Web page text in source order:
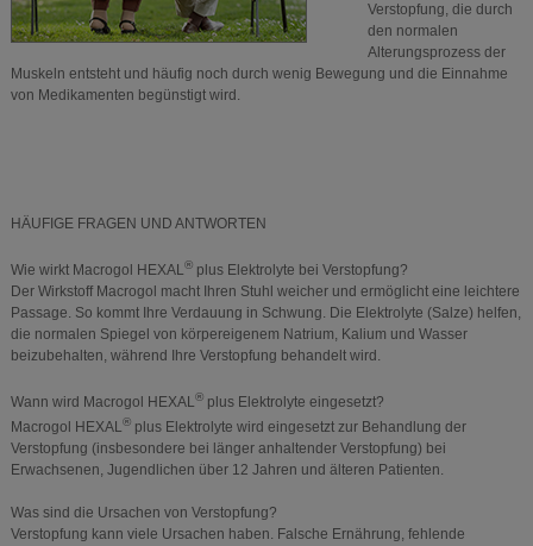
Verstopfung, die durch
den normalen
Alterungsprozess der
Muskeln entsteht und häufig noch durch wenig Bewegung und die Einnahme
von Medikamenten begünstigt wird.
HÄUFIGE FRAGEN UND ANTWORTEN
Wie wirkt Macrogol HEXAL®plus Elektrolyte bei Verstopfung?
Der Wirkstoff Macrogol macht Ihren Stuhl weicher und ermöglicht eine leichtere
Passage. So kommt Ihre Verdauung in Schwung. Die Elektrolyte (Salze) helfen,
die normalen Spiegel von körpereigenem Natrium, Kalium und Wasser
beizubehalten, während Ihre Verstopfung behandelt wird.
Wann wird Macrogol HEXAL®plus Elektrolyte eingesetzt?
Macrogol HEXAL®plus Elektrolyte wird eingesetzt zur Behandlung der
Verstopfung (insbesondere bei länger anhaltender Verstopfung) bei
Erwachsenen, Jugendlichen über 12 Jahren und älteren Patienten.
Was sind die Ursachen von Verstopfung?
Verstopfung kann viele Ursachen haben. Falsche Ernährung, fehlende